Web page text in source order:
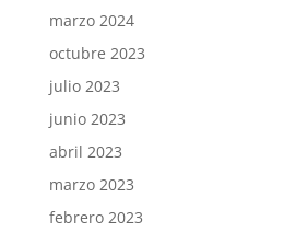
marzo 2024
octubre 2023
julio 2023
junio 2023
abril 2023
marzo 2023
febrero 2023